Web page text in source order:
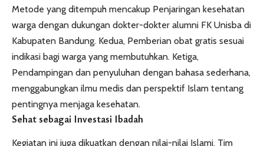
Metode yang ditempuh mencakup Penjaringan kesehatan
warga dengan dukungan dokter-dokter alumni FK Unisba di
Kabupaten Bandung. Kedua, Pemberian obat gratis sesuai
indikasi bagi warga yang membutuhkan. Ketiga,
Pendampingan dan penyuluhan dengan bahasa sederhana,
menggabungkan ilmu medis dan perspektif Islam tentang
pentingnya menjaga kesehatan.
Sehat sebagai Investasi Ibadah
Kegiatan ini juga dikuatkan dengan nilai-nilai Islami. Tim